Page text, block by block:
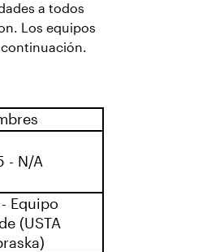
a todos
Los equipos
continuación.
- N/A
Equipo
(USTA